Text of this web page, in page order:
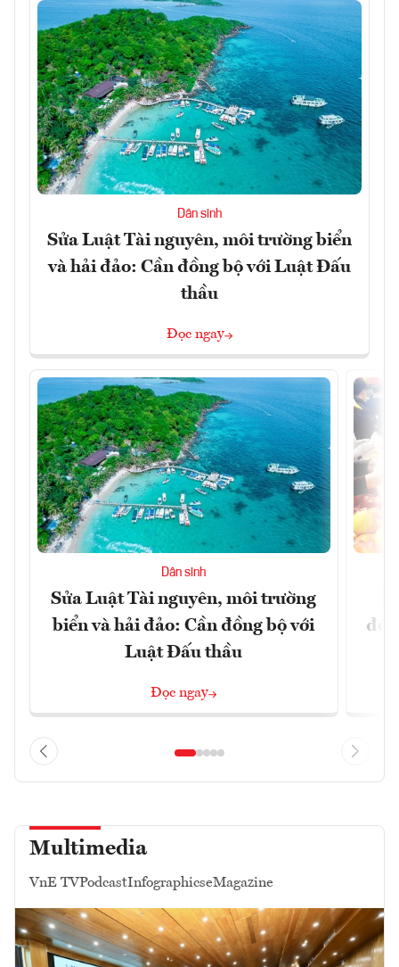
Dân sinh
Sửa Luật Tài nguyên, môi trường biển
và hải đảo: Cần đồng bộ với Luật Đấu
thầu
Đọc ngay
Dân sinh
Sửa Luật Tài nguyên, môi trường
biển và hải đảo: Cần đồng bộ với
Luật Đấu thầu
Đọc ngay
Multimedia
VnE TVPodcastInfographicseMagazine